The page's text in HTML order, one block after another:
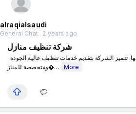
alraqialsaudi
General Chat . 2 years ago
شركة تنظيف منازل
شركة الراقي لتنظيف المنازل هي إحدى الشركات الرائدة في مجال خدمات التنظيف في منطقتها. تتميز الشركة بتقديم خدمات تنظيف عالية الجودة
ومتخصصة للمناز�...
More